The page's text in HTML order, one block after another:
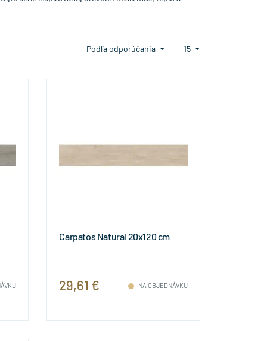
Podľa odporúčania 15
Carpatos Natural 20x120 cm
29,61 € NA OBJEDNÁVKU